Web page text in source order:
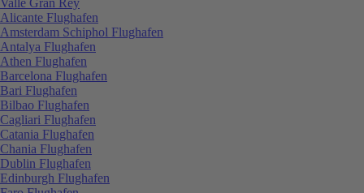
Alicante Flughafen
Amsterdam Schiphol Flughafen
Antalya Flughafen
Athen Flughafen
Barcelona Flughafen
Bari Flughafen
Bilbao Flughafen
Cagliari Flughafen
Catania Flughafen
Chania Flughafen
Dublin Flughafen
Edinburgh Flughafen